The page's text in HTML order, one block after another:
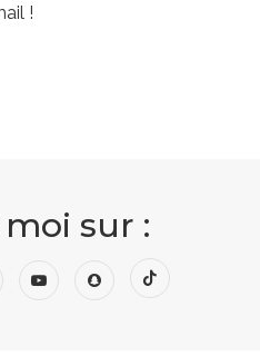
!
sur :